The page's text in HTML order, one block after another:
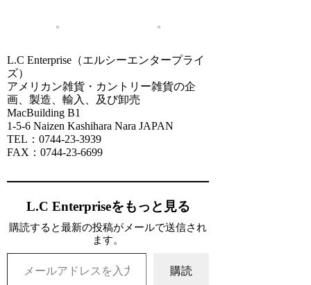
L.C Enterprise（エルシーエンタープライ
ズ）
アメリカン雑貨・カントリー雑貨の企
画、製造、輸入、及び卸売
MacBuilding B1
1-5-6 Naizen Kashihara Nara JAPAN
TEL：0744-23-3939
FAX：0744-23-6699
L.C Enterpriseをもっと見る
購読すると最新の投稿がメールで送信され
ます。
メールアドレスを入力...
購読